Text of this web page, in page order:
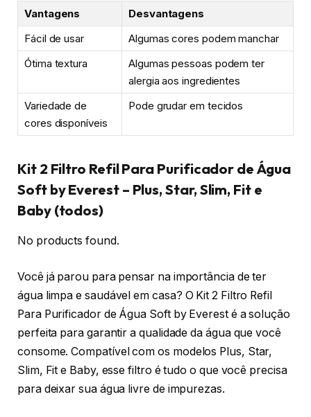
Vantagens
Desvantagens
Fácil de usar
Algumas cores podem manchar
Ótima textura
Algumas pessoas podem ter
alergia aos ingredientes
Variedade de
cores disponíveis
Pode grudar em tecidos
Kit 2 Filtro Refil Para Purificador de Água
Soft by Everest – Plus, Star, Slim, Fit e
Baby (todos)
No products found.
Você já parou para pensar na importância de ter
água limpa e saudável em casa? O Kit 2 Filtro Refil
Para Purificador de Água Soft by Everest é a solução
perfeita para garantir a qualidade da água que você
consome. Compatível com os modelos Plus, Star,
Slim, Fit e Baby, esse filtro é tudo o que você precisa
para deixar sua água livre de impurezas.